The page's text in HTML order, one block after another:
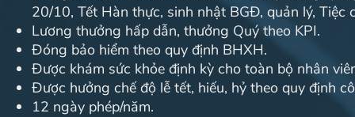
20/10, Tết Hàn thực, sinh nhật BGĐ, quản lý, Tiệc
Lương thưởng hấp dẫn, thưởng Quý theo KPI.
Đóng bảo hiểm theo quy định BHXH.
Được khám sức khỏe định kỳ cho toàn bộ nhân
Được hưởng chế độ lễ tết, hiếu, hỷ theo quy định
12 ngày phép/năm.